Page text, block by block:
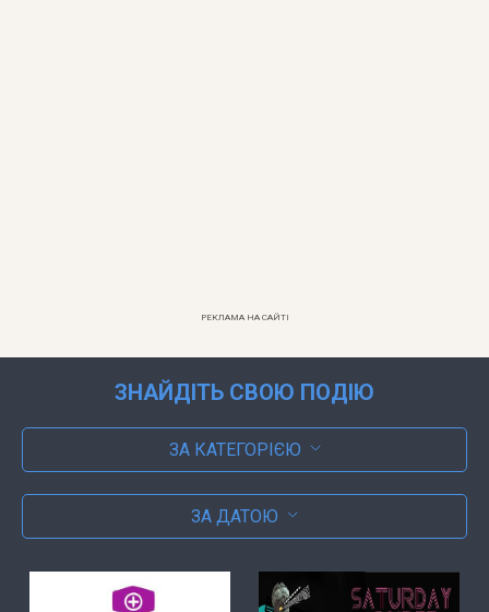
РЕКЛАМА НА САЙТІ
ЗНАЙДІТЬ СВОЮ ПОДІЮ
ЗА КАТЕГОРІЄЮ
ЗА ДАТОЮ